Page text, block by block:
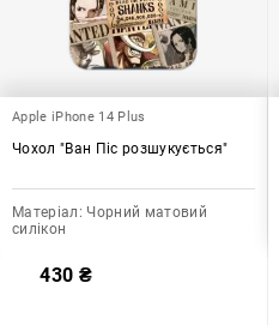
Apple iPhone 14 Plus
Чохол "Ван Піс розшукується"
Матеріал: Чорний матовий
силікон
430 ₴